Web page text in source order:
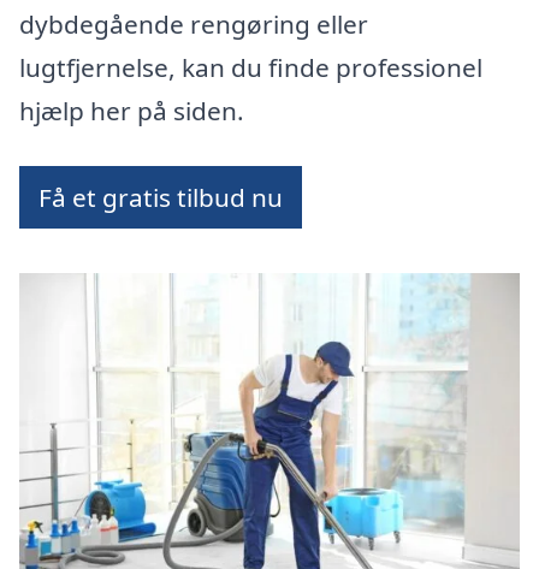
dybdegående rengøring eller
lugtfjernelse, kan du finde professionel
hjælp her på siden.
Få et gratis tilbud nu